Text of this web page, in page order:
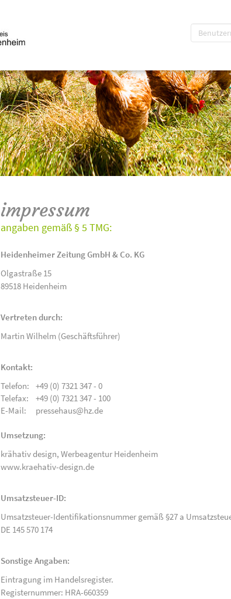
impressum
angaben gemäß § 5 TMG:
Heidenheimer Zeitung GmbH & Co. KG
Olgastraße 15
89518 Heidenheim
Vertreten durch:
Martin Wilhelm (Geschäftsführer)
Kontakt:
Telefon:
+49 (0) 7321 347 - 0
Telefax:
+49 (0) 7321 347 - 100
E-Mail:
pressehaus@hz.de
Umsetzung:
krähativ design, Werbeagentur Heidenheim
www.kraehativ-design.de
Umsatzsteuer-ID:
Umsatzsteuer-Identifikationsnummer gemäß §27 a
DE 145 570 174
Sonstige Angaben:
Eintragung im Handelsregister.
Registernummer: HRA-660359